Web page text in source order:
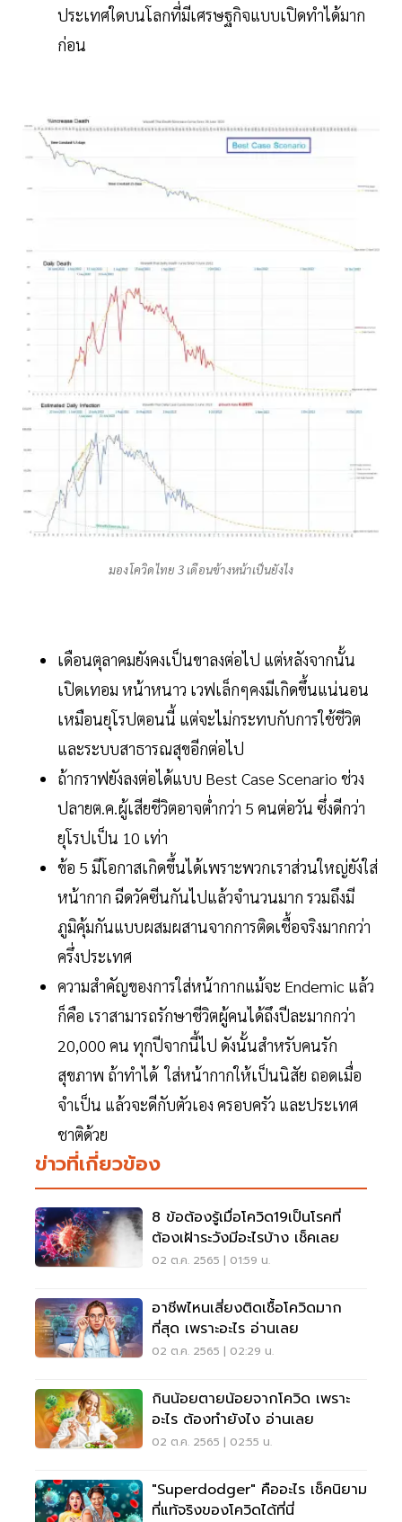
ประเทศใดบนโลกที่มีเศรษฐกิจแบบเปิดทำได้มาก
ก่อน
มองโควิดไทย 3 เดือนข้างหน้าเป็นยังไง
เดือนตุลาคมยังคงเป็นขาลงต่อไป แต่หลังจากนั้น
เปิดเทอม หน้าหนาว เวฟเล็กๆคงมีเกิดขึ้นแน่นอน
เหมือนยุโรปตอนนี้ แต่จะไม่กระทบกับการใช้ชีวิต
และระบบสาธารณสุขอีกต่อไป
ถ้ากราฟยังลงต่อได้แบบ Best Case Scenario ช่วง
ปลายต.ค.ผู้เสียชีวิตอาจต่ำกว่า 5 คนต่อวัน ซึ่งดีกว่า
ยุโรปเป็น 10 เท่า
ข้อ 5 มีโอกาสเกิดขึ้นได้เพราะพวกเราส่วนใหญ่ยังใส่
หน้ากาก ฉีดวัคซีนกันไปแล้วจำนวนมาก รวมถึงมี
ภูมิคุ้มกันแบบผสมผสานจากการติดเชื้อจริงมากกว่า
ครึ่งประเทศ
ความสำคัญของการใส่หน้ากากแม้จะ Endemic แล้ว
ก็คือ เราสามารถรักษาชีวิตผู้คนได้ถึงปีละมากกว่า
20,000 คน ทุกปีจากนี้ไป ดังนั้นสำหรับคนรัก
สุขภาพ ถ้าทำได้ ใส่หน้ากากให้เป็นนิสัย ถอดเมื่อ
จำเป็น แล้วจะดีกับตัวเอง ครอบครัว และประเทศ
ชาติด้วย
ข่าวที่เกี่ยวข้อง
8 ข้อต้องรู้เมื่อโควิด19เป็นโรคที่
ต้องเฝ้าระวังมีอะไรบ้าง เช็คเลย
02 ต.ค. 2565 | 01:59 น.
อาชีพไหนเสี่ยงติดเชื้อโควิดมาก
ที่สุด เพราะอะไร อ่านเลย
02 ต.ค. 2565 | 02:29 น.
กินน้อยตายน้อยจากโควิด เพราะ
อะไร ต้องทำยังไง อ่านเลย
02 ต.ค. 2565 | 02:55 น.
"Superdodger" คืออะไร เช็คนิยาม
ที่แท้จริงของโควิดได้ที่นี่